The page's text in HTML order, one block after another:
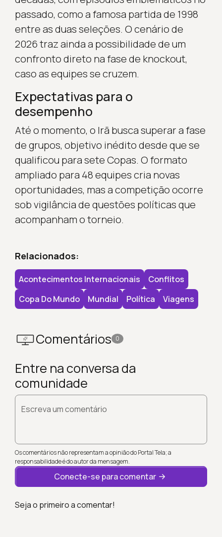
passado, como a famosa partida de 1998
entre as duas seleções. O cenário de
2026 traz ainda a possibilidade de um
confronto direto na fase de knockout,
caso as equipes se cruzem.
Expectativas para o
desempenho
Até o momento, o Irã busca superar a fase
de grupos, objetivo inédito desde que se
qualificou para sete Copas. O formato
ampliado para 48 equipes cria novas
oportunidades, mas a competição ocorre
sob vigilância de questões políticas que
acompanham o torneio.
Relacionados:
Acontecimentos Internacionais
Conflitos
Copa Do Mundo
Mundial Política Viagens
Comentários 0
Entre na conversa da
comunidade
Escreva um comentário
Os comentários não representam a opinião do Portal Tela; a
responsabilidade é do autor da mensagem.
Conecte-se para comentar
Seja o primeiro a comentar!